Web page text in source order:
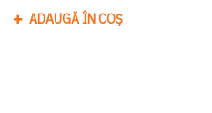
ADAUGĂ ÎN COȘ